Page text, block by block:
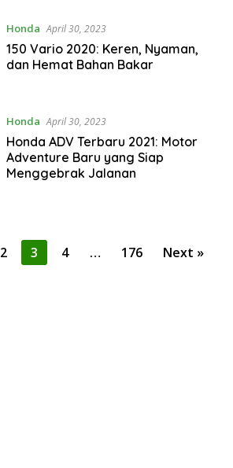
Honda April 30, 2023
150 Vario 2020: Keren, Nyaman,
dan Hemat Bahan Bakar
Honda April 30, 2023
Honda ADV Terbaru 2021: Motor
Adventure Baru yang Siap
Menggebrak Jalanan
2 3 4 … 176 Next »